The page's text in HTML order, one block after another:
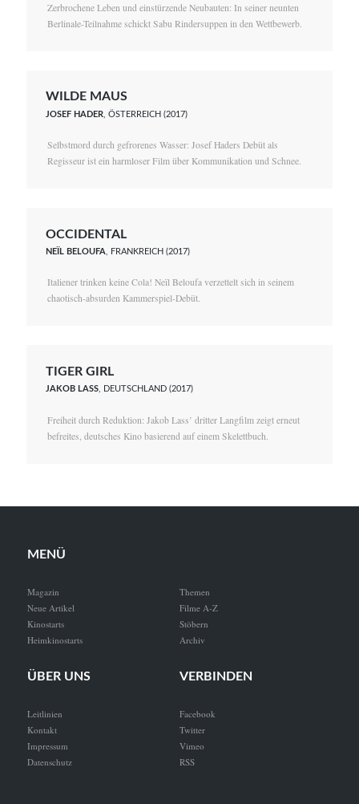
Zerbrochene Leben und einstürzende Neubauten: In seiner neunten
Berlinale-Teilnahme schickt Sabu Rindersuppen in den Wettbewerb.
WILDE MAUS
JOSEF HADER , ÖSTERREICH (2017)
Selbstmord durch gefrorenes Wasser: Josef Haders Debüt als
Regisseur ist ein harmloser Film über Kommunikation und Schnee.
OCCIDENTAL
NEÏL BELOUFA , FRANKREICH (2017)
Italiener trinken keine Cola! Neïl Beloufa verzettelt sich in seinem
chaotisch-absurden Kammerspiel-Debüt.
TIGER GIRL
JAKOB LASS, DEUTSCHLAND (2017)
Freiheit durch Reduktion: Jakob Lass’ dritter Langfilm zeigt erneut
befreites, deutsches Kino basierend auf einem Skelettbuch.
MENÜ
Magazin
Neue Artikel
Kinostarts
Heimkinostarts
Themen
Filme A-Z
Stöbern
Archiv
ÜBER UNS
Leitlinien
Kontakt
Impressum
Datenschutz
VERBINDEN
Facebook
Twitter
Vimeo
RSS